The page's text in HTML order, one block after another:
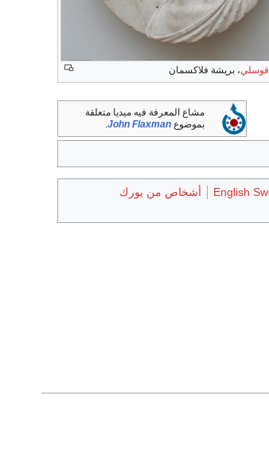
فوسلي، بريشة فلاكسمان
مشاع المعرفة فيه ميديا متعلقة
بموضوعJohn Flaxman
.
English
أشخاص من يورك